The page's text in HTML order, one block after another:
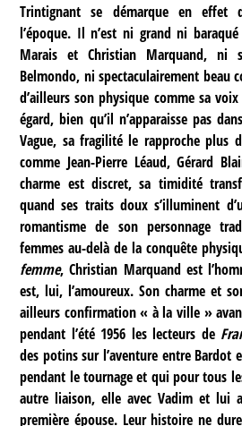
Trintignant se démarque en effet
l’époque. Il n’est ni grand ni
Marais et Christian Marquand, ni
Belmondo, ni spectaculairement beau
d’ailleurs son physique comme sa
égard, bien qu’il n’apparaisse pas
Vague, sa fragilité le rapproche plus
comme Jean-Pierre Léaud, Gérard
charme est discret, sa timidité
quand ses traits doux s’illuminent
romantisme de son personnage
femmes au-delà de la conquête
femme, Christian Marquand est
est, lui, l’amoureux. Son charme et
ailleurs confirmation « à la ville »
pendant l’été 1956 les lecteurs de
des potins sur l’aventure entre
pendant le tournage et qui pour tous
autre liaison, elle avec Vadim et lui
première épouse. Leur histoire ne